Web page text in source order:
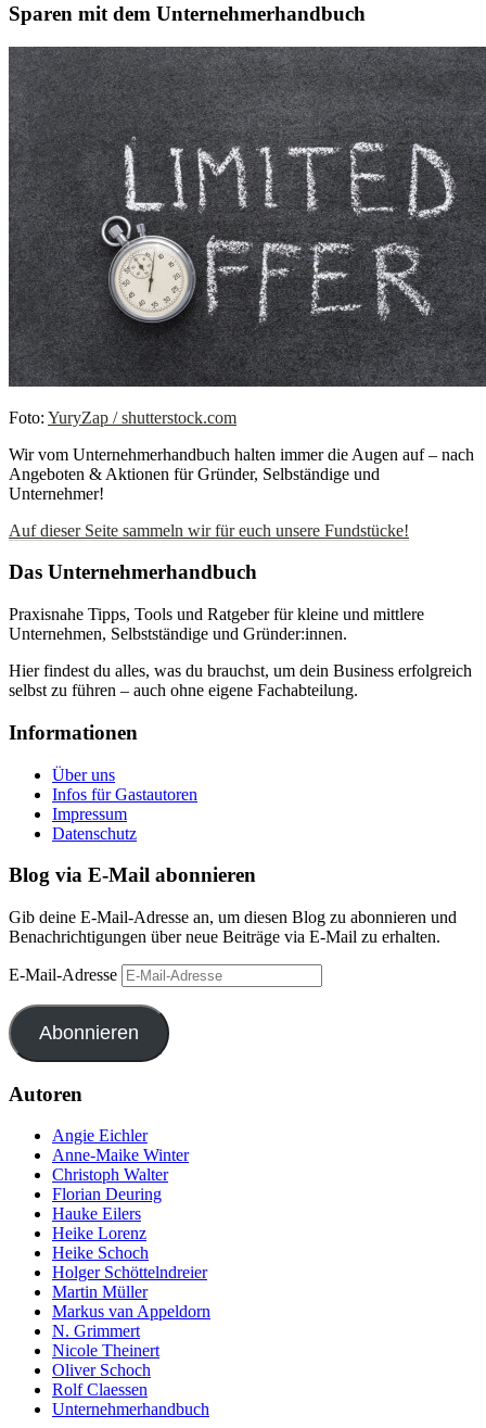
Sparen mit dem Unternehmerhandbuch
Foto: YuryZap / shutterstock.com
Wir vom Unternehmerhandbuch halten immer die Augen auf – nach
Angeboten & Aktionen für Gründer, Selbständige und
Unternehmer!
Auf dieser Seite sammeln wir für euch unsere Fundstücke!
Das Unternehmerhandbuch
Praxisnahe Tipps, Tools und Ratgeber für kleine und mittlere
Unternehmen, Selbstständige und Gründer:innen.
Hier findest du alles, was du brauchst, um dein Business erfolgreich
selbst zu führen – auch ohne eigene Fachabteilung.
Informationen
Über uns
Infos für Gastautoren
Impressum
Datenschutz
Blog via E-Mail abonnieren
Gib deine E-Mail-Adresse an, um diesen Blog zu abonnieren und
Benachrichtigungen über neue Beiträge via E-Mail zu erhalten.
E-Mail-Adresse
Abonnieren
Autoren
Angie Eichler
Anne-Maike Winter
Christoph Walter
Florian Deuring
Hauke Eilers
Heike Lorenz
Heike Schoch
Holger Schöttelndreier
Martin Müller
Markus van Appeldorn
N. Grimmert
Nicole Theinert
Oliver Schoch
Rolf Claessen
Unternehmerhandbuch